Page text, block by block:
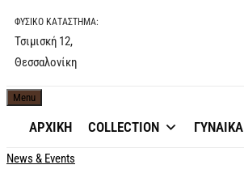
ΦΥΣΙΚΟ ΚΑΤΑΣΤΗΜΑ:
Τσιμισκή 12,
Θεσσαλονίκη
Menu
ΑΡΧΙΚΗ COLLECTION ΓΥΝΑΙΚΑ
News & Events